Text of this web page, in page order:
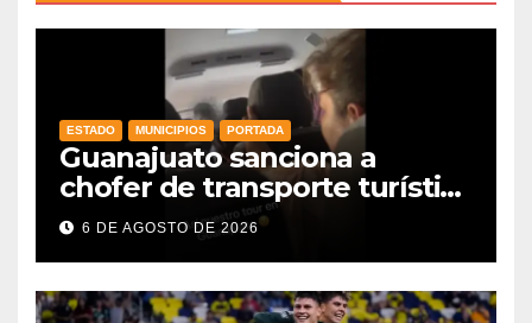
ESTADO MUNICIPIOS PORTADA
Guanajuato sanciona a
chofer de transporte turístico
e intensifica operativos de
vigilancia
6 DE AGOSTO DE 2026